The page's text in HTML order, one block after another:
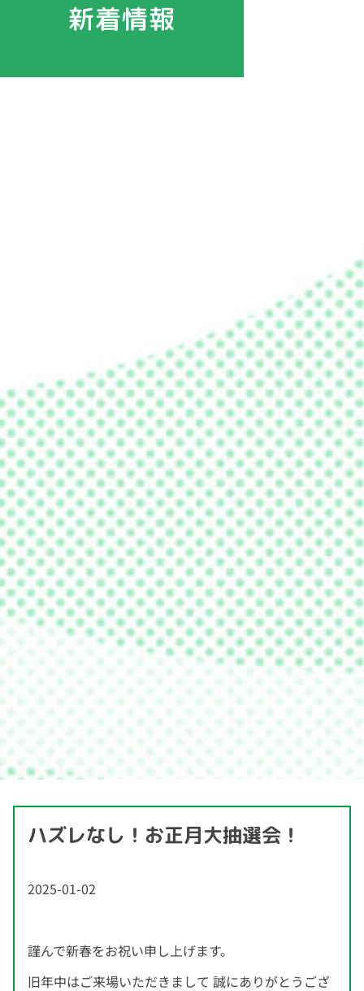
新着情報
ハズレなし！お正月大抽選会！
2025-01-02
謹んで新春をお祝い申し上げます。
旧年中はご来場いただきまして 誠にありがとうござ